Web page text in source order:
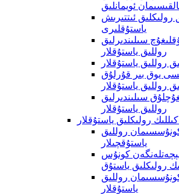
ئويمانلىق
رولىكلىق ئىتتىرىش
ياستۇقلىرى
سىلىندىرلىق
روللىق ياستۇقلار
روللىق ياستۇقلار
يوق بىر قۇرلۇق
روللىق ياستۇقلار
سىلىندىرلىق
روللىق ياستۇقلار
رولىكلىق ياستۇقلار
روللىق
ياستۇقچىلار
كونۇس
رولىكلىق ياستۇق
روللىق
ياستۇقلار